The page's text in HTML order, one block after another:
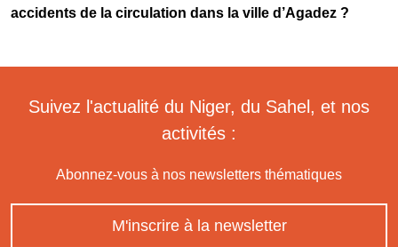
accidents de la circulation dans la ville d’Agadez ?
Suivez l'actualité du Niger, du Sahel, et nos
activités :
Abonnez-vous à nos newsletters thématiques
M'inscrire à la newsletter